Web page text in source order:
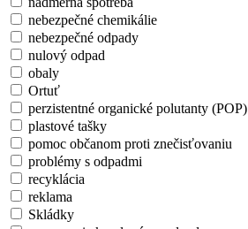
nebezpečné chemikálie
nebezpečné odpady
nulový odpad
obaly
Ortuť
perzistentné organické polutanty (POP)
plastové tašky
pomoc občanom proti znečisťovaniu
problémy s odpadmi
recyklácia
reklama
Skládky